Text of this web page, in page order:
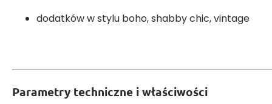
dodatków w stylu boho, shabby chic, vintage
Parametry techniczne i właściwości